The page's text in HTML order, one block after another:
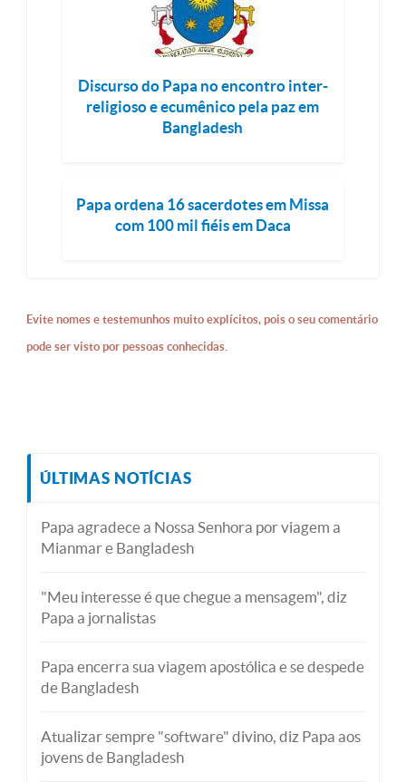
Discurso do Papa no encontro inter-
religioso e ecumênico pela paz em
Bangladesh
Papa ordena 16 sacerdotes em Missa
com 100 mil fiéis em Daca
Evite nomes e testemunhos muito explícitos, pois o seu comentário
pode ser visto por pessoas conhecidas.
ÚLTIMAS NOTÍCIAS
Papa agradece a Nossa Senhora por viagem a
Mianmar e Bangladesh
"Meu interesse é que chegue a mensagem", diz
Papa a jornalistas
Papa encerra sua viagem apostólica e se despede
de Bangladesh
Atualizar sempre "software" divino, diz Papa aos
jovens de Bangladesh